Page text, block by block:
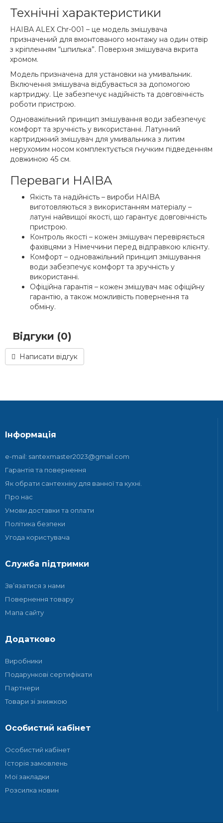
Технічні характеристики
HAIBA ALEX Chr-001 – це модель змішувача
призначений для вмонтованого монтажу на один отвір
з кріпленням “шпилька”. Поверхня змішувача вкрита
хромом.
Модель призначена для установки на умивальник.
Включення змішувача відбувається за допомогою
картриджу. Це забезпечує надійність та довговічність
роботи пристрою.
Одноважільний принцип змішування води забезпечує
комфорт та зручність у використанні. Латунний
картриджний змішувач для умивальника з литим
нерухомим носом комплектується гнучким підведенням
довжиною 45 см.
Переваги HAIBA
Якість та надійність – вироби HAIBA
виготовляються з використанням матеріалу –
латуні найвищої якості, що гарантує довговічність
пристрою.
Контроль якості – кожен змішувач перевіряється
фахівцями з Німеччини перед відправкою клієнту.
Комфорт – одноважільний принцип змішування
води забезпечує комфорт та зручність у
використанні.
Офіційна гарантія – кожен змішувач має офіційну
гарантію, а також можливість повернення та
обміну.
Відгуки (0)
Написати відгук
Інформація
e-mail: santexmaster2023@gmail.com
Гарантія та повернення
Як обрати сантехніку для ванної та кухні.
Про нас
Умови доставки та оплати
Політика безпеки
Угода користувача
Служба підтримки
Зв’язатися з нами
Повернення товару
Мапа сайту
Додатково
Виробники
Подарункові сертифікати
Партнери
Товари зі знижкою
Особистий кабінет
Особистий кабінет
Історія замовлень
Мої закладки
Розсилка новин